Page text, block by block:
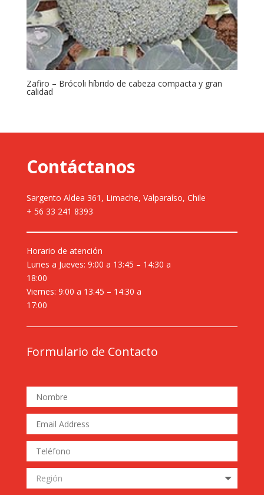
Zafiro – Brócoli híbrido de cabeza compacta y gran
calidad
Contáctanos
Sargento Aldea 361, Limache, Valparaíso, Chile
+ 56 33 241 8393
Horario de atención
Lunes a Jueves: 9:00 a 13:45 – 14:30 a
18:00
Viernes: 9:00 a 13:45 – 14:30 a
17:00
Formulario de Contacto